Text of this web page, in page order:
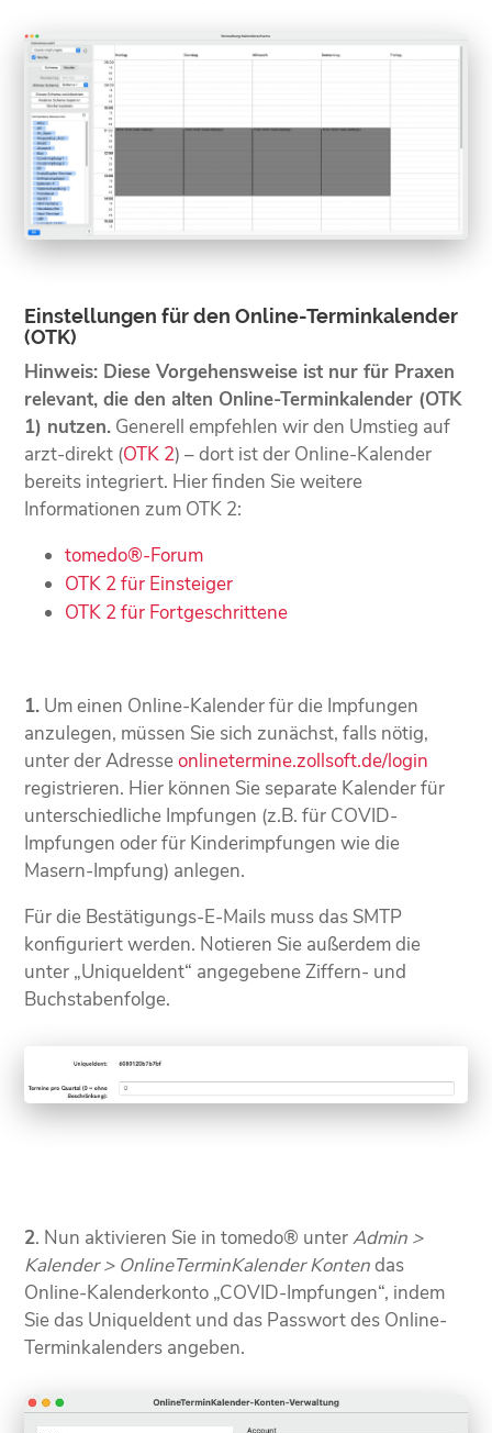
Einstellungen für den Online-Terminkalender
(OTK)
Hinweis: Diese Vorgehensweise ist nur für Praxen
relevant, die den alten Online-Terminkalender (OTK
1) nutzen. Generell empfehlen wir den Umstieg auf
arzt-direkt (OTK 2) – dort ist der Online-Kalender
bereits integriert. Hier finden Sie weitere
Informationen zum OTK 2:
tomedo®-Forum
OTK 2 für Einsteiger
OTK 2 für Fortgeschrittene
1. Um einen Online-Kalender für die Impfungen
anzulegen, müssen Sie sich zunächst, falls nötig,
unter der Adresseonlinetermine.zollsoft.de/login
registrieren. Hier können Sie separate Kalender für
unterschiedliche Impfungen (z.B. für COVID-
Impfungen oder für Kinderimpfungen wie die
Masern-Impfung) anlegen.
Für die Bestätigungs-E-Mails muss das SMTP
konfiguriert werden. Notieren Sie außerdem die
unter „UniqueIdent“ angegebene Ziffern- und
Buchstabenfolge.
2. Nun aktivieren Sie in tomedo® unterAdmin >
Kalender > OnlineTerminKalender Kontendas
Online-Kalenderkonto „COVID-Impfungen“, indem
Sie das UniqueIdent und das Passwort des Online-
Terminkalenders angeben.